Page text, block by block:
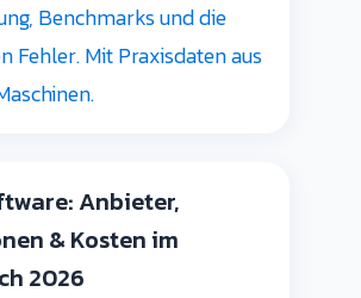
Benchmarks und die
Fehler. Mit Praxisdaten aus
Anbieter,
& Kosten im
2026